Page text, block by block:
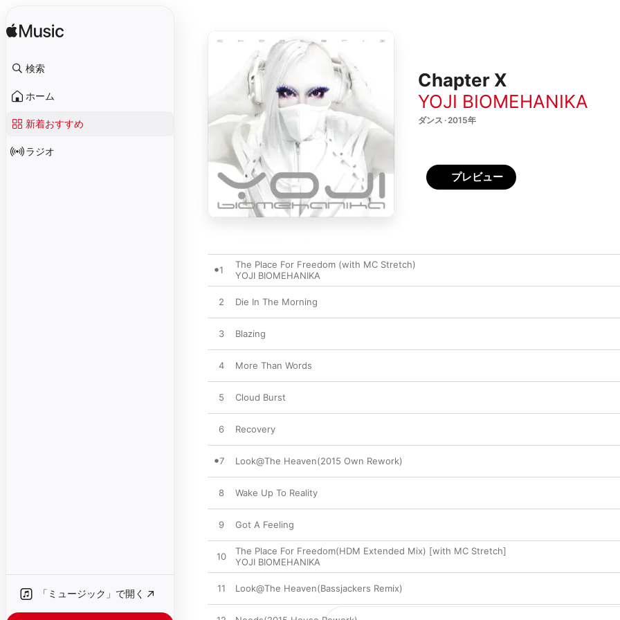
検索
ホーム
新着おすすめ
ラジオ
「ミュージック」で開く
Chapter X
YOJI BIOMEHANIKA
ダンス · 2015年
プレビュー
1
The Place For Freedom (with MC Stretch)
YOJI BIOMEHANIKA
2 Die In The Morning
3 Blazing
4 More Than Words
5 Cloud Burst
6 Recovery
7 Look@The Heaven(2015 Own Rework)
8 Wake Up To Reality
9 Got A Feeling
10
The Place For Freedom(HDM Extended Mix) [with MC Stretch]
YOJI BIOMEHANIKA
11 Look@The Heaven(Bassjackers Remix)